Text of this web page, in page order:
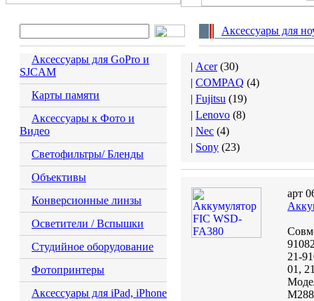
Аксессуары для
Аксессуары для GoPro и
SJCAM
Карты памяти
Аксессуары к Фото и
Видео
Светофильтры/ Бленды
Объективы
Конверсионные линзы
Осветители / Вспышки
Студийное оборудование
Фотопринтеры
Аксессуары для iPad, iPhone
| Acer (30)
| COMPAQ (4)
| Fujitsu (19)
| Lenovo (8)
| Nec (4)
| Sony (23)
арт
21-
01,